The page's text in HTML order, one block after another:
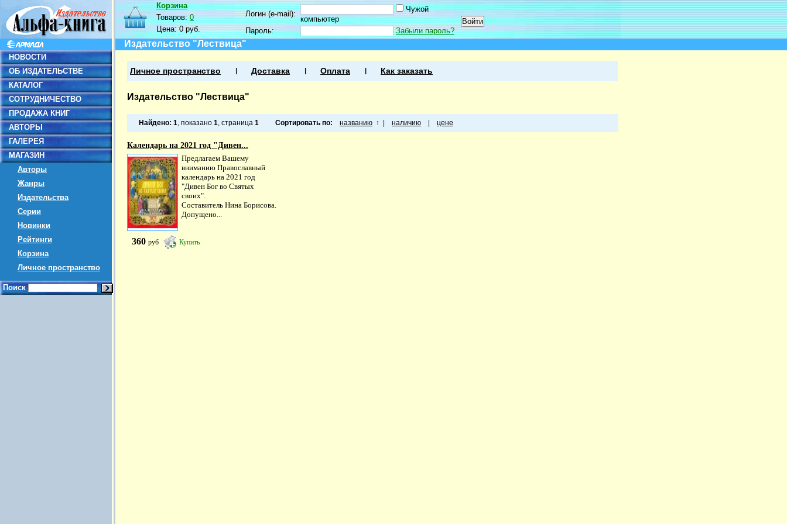
НОВОСТИ
ОБ ИЗДАТЕЛЬСТВЕ
КАТАЛОГ
СОТРУДНИЧЕСТВО
ПРОДАЖА КНИГ
АВТОРЫ
ГАЛЕРЕЯ
МАГАЗИН
Авторы
Жанры
Издательства
Серии
Новинки
Рейтинги
Корзина
Личное пространство
Поиск
Корзина
Товаров:0
Цена:0 руб.
Логин (e-mail):
Чужой
компьютер
Пароль:
Забыли пароль?
Издательство "Лествица"
Личное пространство Доставка Оплата Как заказать
Издательство "Лествица"
Найдено: 1, показано 1, страница 1 Сортировать по: названию ↑ наличию цене
Календарь на 2021 год "Дивен...
Предлагаем Вашему
вниманию Православный
календарь на 2021 год
"Дивен Бог во Святых
своих".
Составитель Нина Борисова.
Допущено...
360 руб Купить